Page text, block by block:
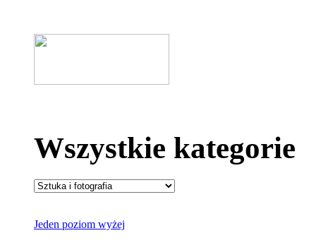
Wszystkie kategorie
Jeden poziom wyżej